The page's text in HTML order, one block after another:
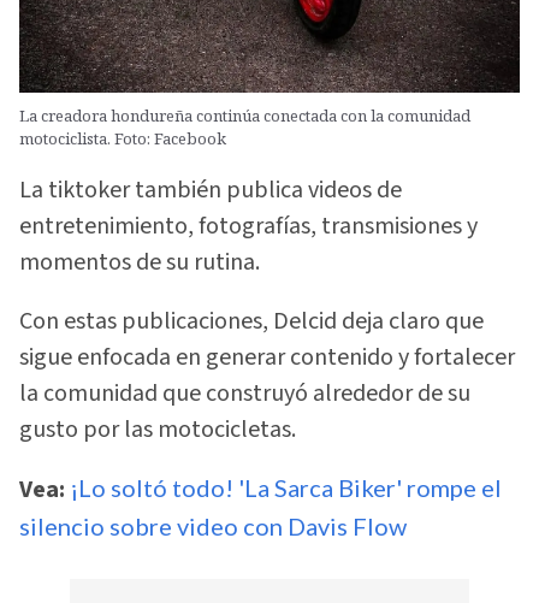
La creadora hondureña continúa conectada con la comunidad
motociclista. Foto: Facebook
La tiktoker también publica videos de
entretenimiento, fotografías, transmisiones y
momentos de su rutina.
Con estas publicaciones, Delcid deja claro que
sigue enfocada en generar contenido y fortalecer
la comunidad que construyó alrededor de su
gusto por las motocicletas.
Vea: ¡Lo soltó todo! 'La Sarca Biker' rompe el
silencio sobre video con Davis Flow